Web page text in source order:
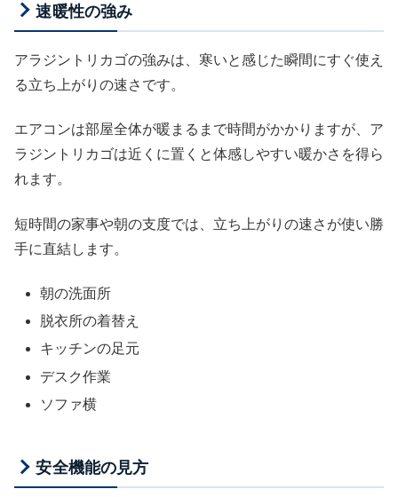
速暖性の強み
アラジントリカゴの強みは、寒いと感じた瞬間にすぐ使え
る立ち上がりの速さです。
エアコンは部屋全体が暖まるまで時間がかかりますが、ア
ラジントリカゴは近くに置くと体感しやすい暖かさを得ら
れます。
短時間の家事や朝の支度では、立ち上がりの速さが使い勝
手に直結します。
朝の洗面所
脱衣所の着替え
キッチンの足元
デスク作業
ソファ横
安全機能の見方